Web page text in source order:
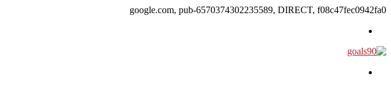
google.com, pub-6570374302235589, DIRECT, f08c47fec0942fa0